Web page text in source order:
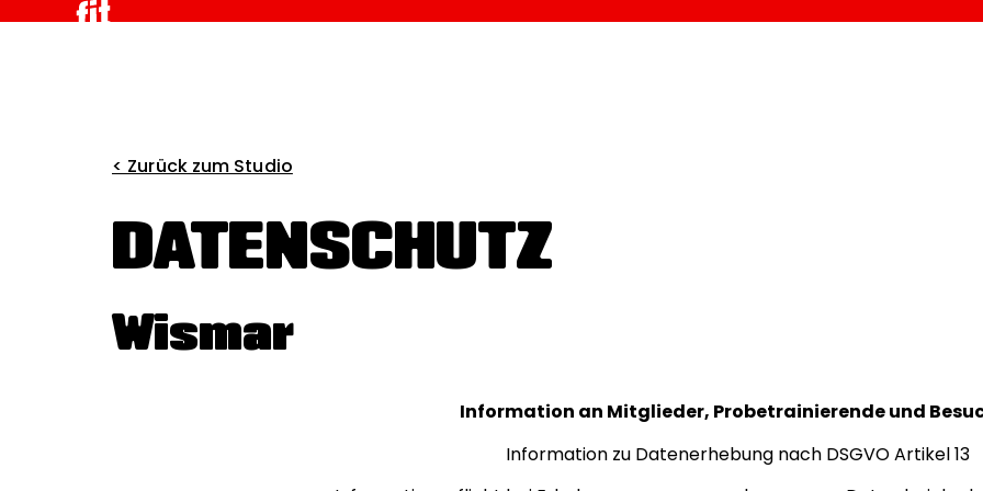
< Zurück zum Studio
DATENSCHUTZ
Wismar
Information an Mitglieder, Probetrainierende und
Information zu Datenerhebung nach DSGVO Artikel 13